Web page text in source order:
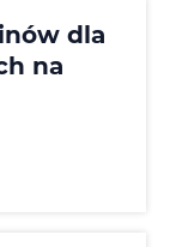
dla
na